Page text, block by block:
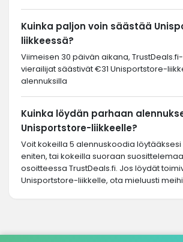
Kuinka paljon voin säästää
liikkeessä?
Viimeisen 30 päivän aikana,
vierailijat säästivät €31 Unisportstore-
alennuksilla
Kuinka löydän parhaan
Unisportstore-liikkeelle?
Voit kokeilla 5 alennuskoodia
eniten, tai kokeilla suoraan
osoitteessa TrustDeals.fi. Jos löydät
Unisportstore-liikkelle, ota mieluusti